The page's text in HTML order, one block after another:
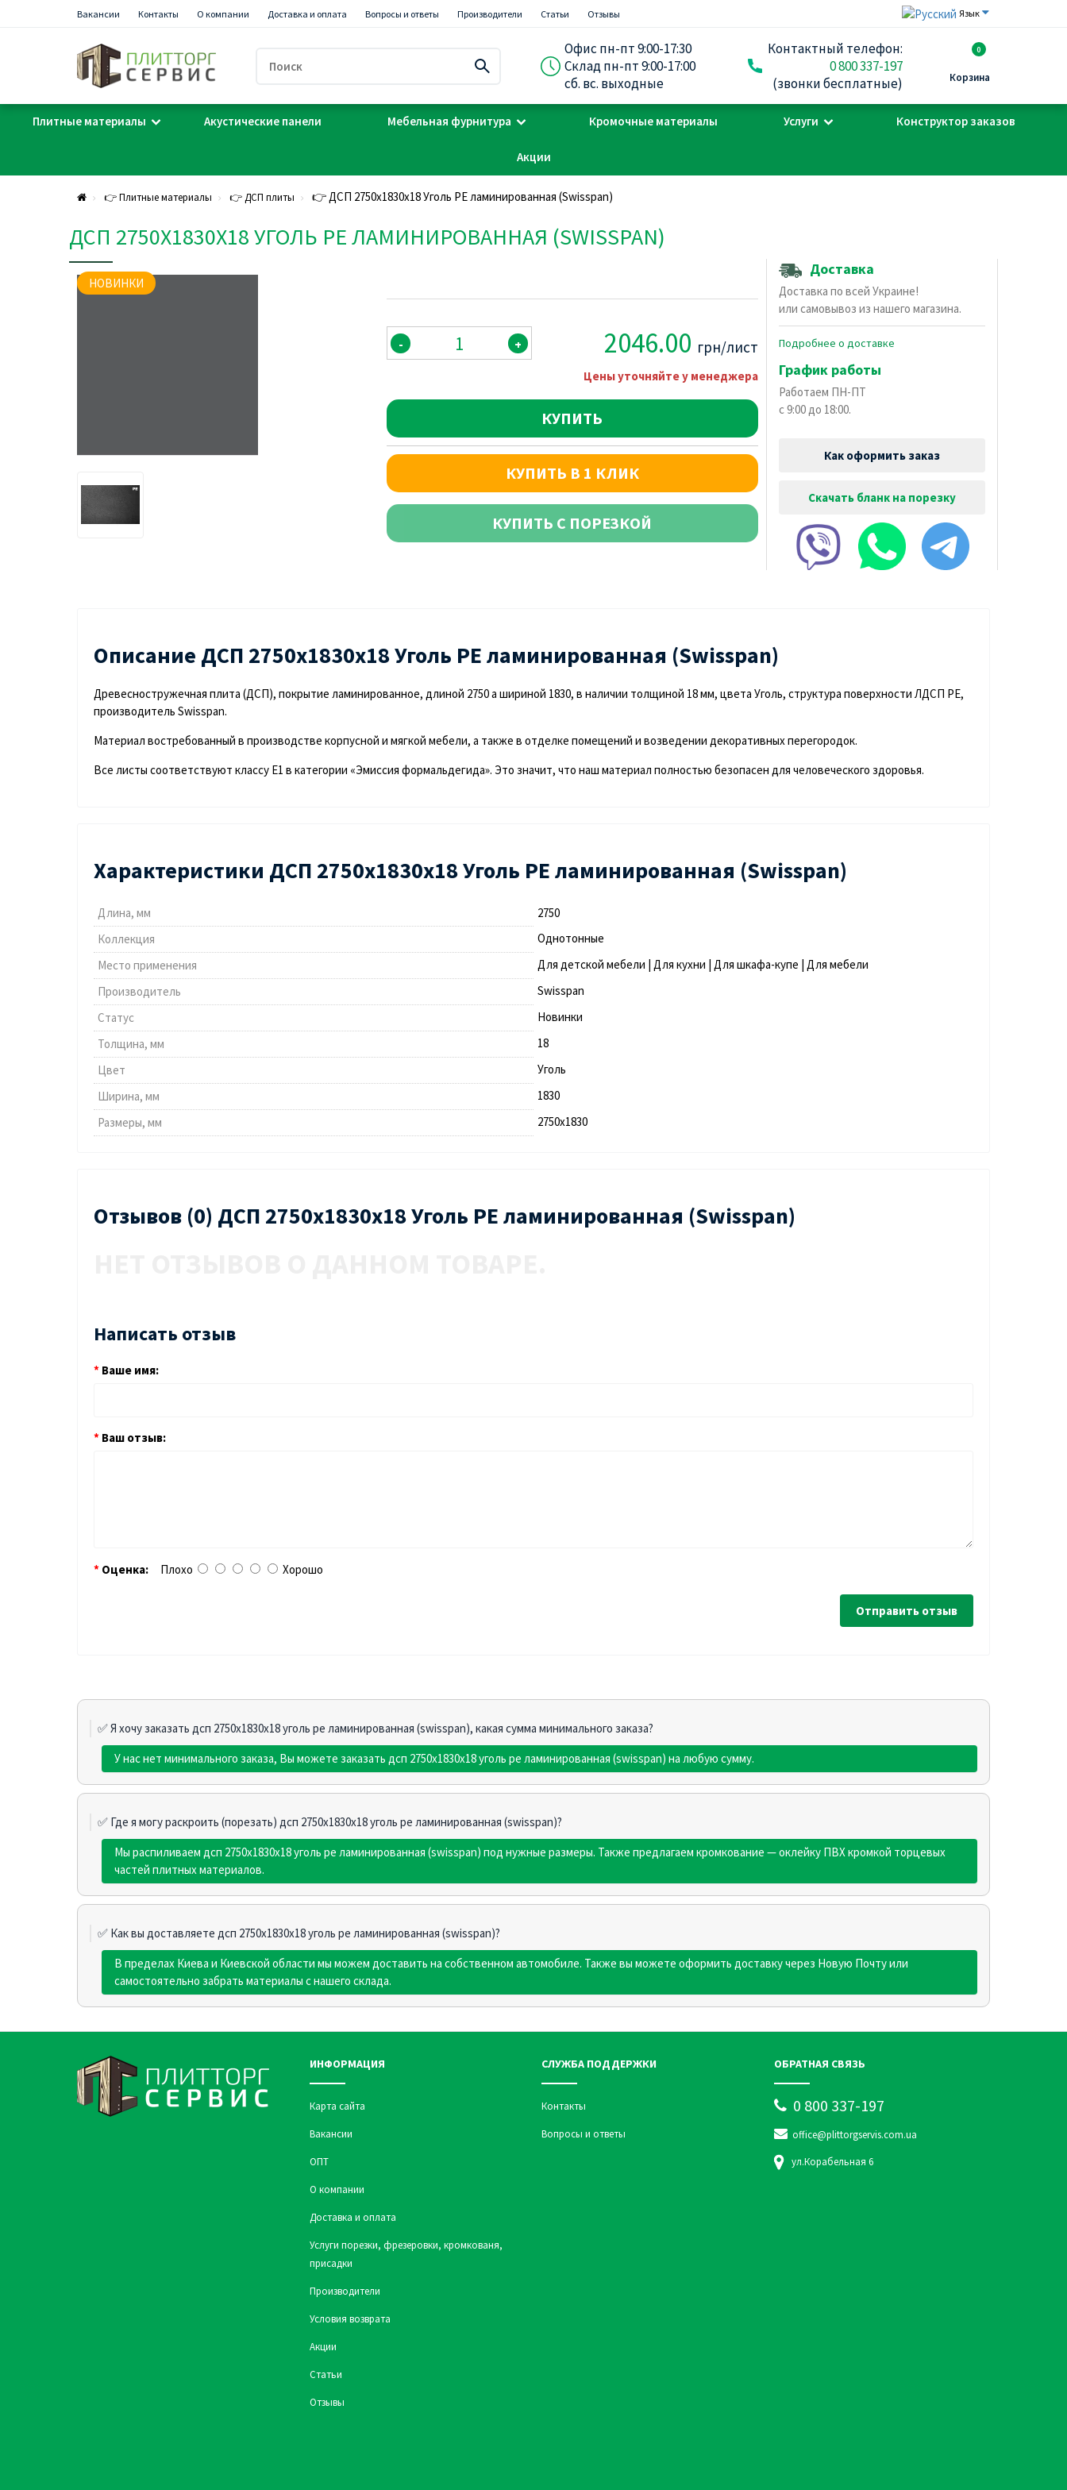
Вакансии Контакты О компании Доставка и оплата Вопросы и ответы Производители Статьи Отзывы Язык
Офис пн-пт 9:00-17:30
Склад пн-пт 9:00-17:00
сб. вс. выходные
Контактный телефон:
0 800 337-197
(звонки бесплатные)
0
Корзина
Плитные материалы Акустические панели Мебельная фурнитура Кромочные материалы Услуги Конструктор заказов
Акции
👉 Плитные материалы 👉 ДСП плиты 👉 ДСП 2750х1830х18 Уголь PE ламинированная (Swisspan)
ДСП 2750Х1830Х18 УГОЛЬ PE ЛАМИНИРОВАННАЯ (SWISSPAN)
НОВИНКИ
- + 2046.00 грн/лист
Цены уточняйте у менеджера
КУПИТЬ
КУПИТЬ В 1 КЛИК
КУПИТЬ С ПОРЕЗКОЙ
Доставка
Доставка по всей Украине!
или самовывоз из нашего магазина.
Подробнее о доставке
График работы
Работаем ПН-ПТ
с 9:00 до 18:00.
Как оформить заказ
Скачать бланк на порезку
Описание ДСП 2750х1830х18 Уголь PE ламинированная (Swisspan)
Древесностружечная плита (ДСП), покрытие ламинированное, длиной 2750 а шириной 1830, в наличии толщиной 18 мм, цвета Уголь, структура поверхности ЛДСП PE,
производитель Swisspan.
Материал востребованный в производстве корпусной и мягкой мебели, а также в отделке помещений и возведении декоративных перегородок.
Все листы соответствуют классу Е1 в категории «Эмиссия формальдегида». Это значит, что наш материал полностью безопасен для человеческого здоровья.
Характеристики ДСП 2750х1830х18 Уголь PE ламинированная (Swisspan)
Длина, мм
2750
Коллекция
Однотонные
Место применения
Для детской мебели | Для кухни | Для шкафа-купе | Для мебели
Производитель
Swisspan
Статус
Новинки
Толщина, мм
18
Цвет
Уголь
Ширина, мм
1830
Размеры, мм
2750х1830
Отзывов (0) ДСП 2750х1830х18 Уголь PE ламинированная (Swisspan)
Написать отзыв
Ваше имя:
Ваш отзыв:
Оценка: Плохо Хорошо
Отправить отзыв
✅ Я хочу заказать дсп 2750х1830х18 уголь pe ламинированная (swisspan), какая сумма минимального заказа?
У нас нет минимального заказа, Вы можете заказать дсп 2750х1830х18 уголь pe ламинированная (swisspan) на любую сумму.
✅ Где я могу раскроить (порезать) дсп 2750х1830х18 уголь pe ламинированная (swisspan)?
Мы распиливаем дсп 2750х1830х18 уголь pe ламинированная (swisspan) под нужные размеры. Также предлагаем кромкование — оклейку ПВХ кромкой торцевых
частей плитных материалов.
✅ Как вы доставляете дсп 2750х1830х18 уголь pe ламинированная (swisspan)?
В пределах Киева и Киевской области мы можем доставить на собственном автомобиле. Также вы можете оформить доставку через Новую Почту или
самостоятельно забрать материалы с нашего склада.
ИНФОРМАЦИЯ
Карта сайта
Вакансии
ОПТ
О компании
Доставка и оплата
Услуги порезки, фрезеровки, кромкованя,
присадки
Производители
Условия возврата
Акции
Статьи
Отзывы
СЛУЖБА ПОДДЕРЖКИ
Контакты
Вопросы и ответы
ОБРАТНАЯ СВЯЗЬ
0 800 337-197
office@plittorgservis.com.ua
ул.Корабельная 6